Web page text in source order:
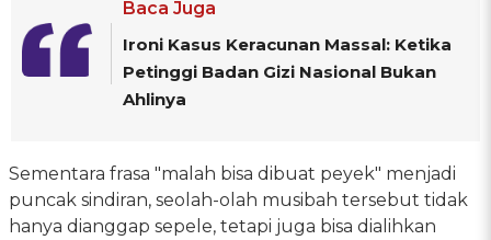
Baca Juga
Ironi Kasus Keracunan Massal: Ketika
Petinggi Badan Gizi Nasional Bukan
Ahlinya
Sementara frasa "malah bisa dibuat peyek" menjadi
puncak sindiran, seolah-olah musibah tersebut tidak
hanya dianggap sepele, tetapi juga bisa dialihkan